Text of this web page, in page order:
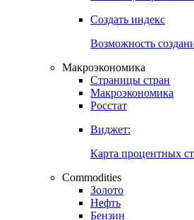
Курсы валют
Ставки центральных
Создать индекс
Возможность
Страницы стран
Росстат
Виджет:
Карта процентных